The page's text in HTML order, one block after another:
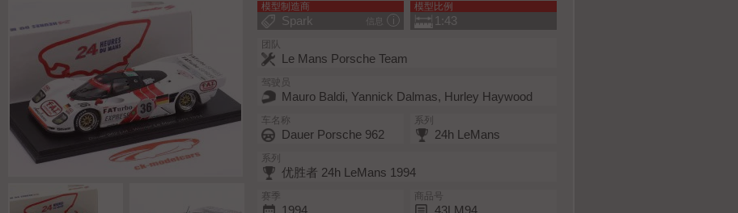
模型制造商
信息
Spark
模型比例
1:43
团队
Le Mans Porsche Team
驾驶员
Mauro Baldi, Yannick Dalmas, Hurley Haywood
车名称
Dauer Porsche 962
系列
24h LeMans
系列
优胜者 24h LeMans 1994
赛季
1994
商品号
43LM94